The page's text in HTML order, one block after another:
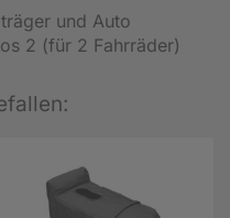
und Auto
2 (für 2 Fahrräder)